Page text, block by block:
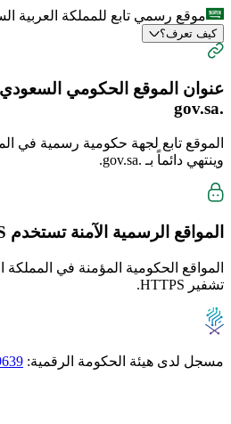
موقع رسمي تابع للمملكة العربية
كيف تعرف؟
عنوان الموقع الحكومي
.gov.sa
الموقع تابع لجهة حكومية رسمية في
وينتهي دائماً بـ .gov.sa
.
المواقع الرسمية الآمنة تستخدم
المواقع الحكومية المؤمنة في المملكة
تشفير HTTPS.
مسجل لدى هيئة الحكومة الرقمية: